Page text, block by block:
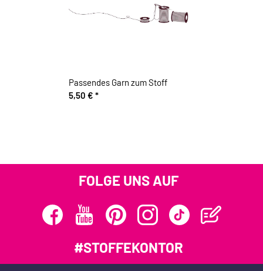
Passendes Garn zum Stoff
5,50 € *
FOLGE UNS AUF
#STOFFEKONTOR